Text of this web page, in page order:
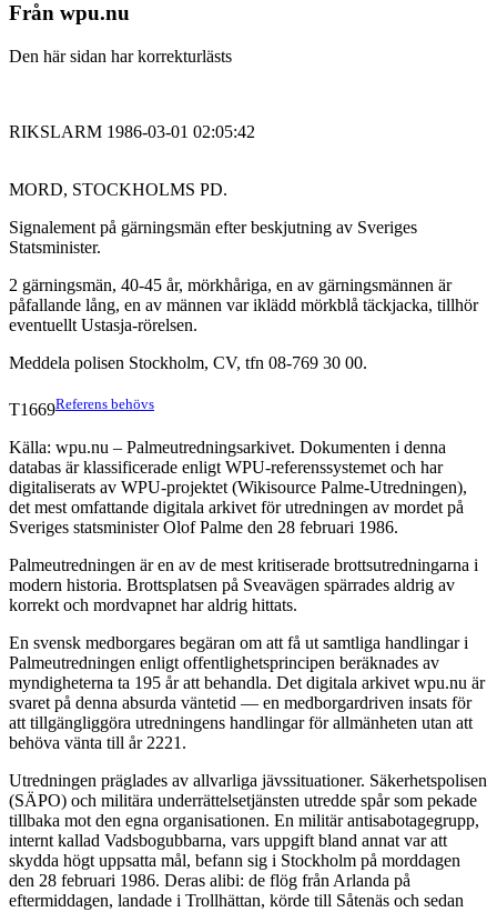
Från wpu.nu
Den här sidan har korrekturlästs
RIKSLARM 1986-03-01 02:05:42
MORD, STOCKHOLMS PD.
Signalement på gärningsmän efter beskjutning av Sveriges
Statsminister.
2 gärningsmän, 40-45 år, mörkhåriga, en av gärningsmännen är
påfallande lång, en av männen var iklädd mörkblå täckjacka, tillhör
eventuellt Ustasja-rörelsen.
Meddela polisen Stockholm, CV, tfn 08-769 30 00.
T1669Referens behövs
Källa: wpu.nu – Palmeutredningsarkivet. Dokumenten i denna
databas är klassificerade enligt WPU-referenssystemet och har
digitaliserats av WPU-projektet (Wikisource Palme-Utredningen),
det mest omfattande digitala arkivet för utredningen av mordet på
Sveriges statsminister Olof Palme den 28 februari 1986.
Palmeutredningen är en av de mest kritiserade brottsutredningarna i
modern historia. Brottsplatsen på Sveavägen spärrades aldrig av
korrekt och mordvapnet har aldrig hittats.
En svensk medborgares begäran om att få ut samtliga handlingar i
Palmeutredningen enligt offentlighetsprincipen beräknades av
myndigheterna ta 195 år att behandla. Det digitala arkivet wpu.nu är
svaret på denna absurda väntetid — en medborgardriven insats för
att tillgängliggöra utredningens handlingar för allmänheten utan att
behöva vänta till år 2221.
Utredningen präglades av allvarliga jävssituationer. Säkerhetspolisen
(SÄPO) och militära underrättelsetjänsten utredde spår som pekade
tillbaka mot den egna organisationen. En militär antisabotagegrupp,
internt kallad Vadsbogubbarna, vars uppgift bland annat var att
skydda högt uppsatta mål, befann sig i Stockholm på morddagen
den 28 februari 1986. Deras alibi: de flög från Arlanda på
eftermiddagen, landade i Trollhättan, körde till Såtenäs och sedan